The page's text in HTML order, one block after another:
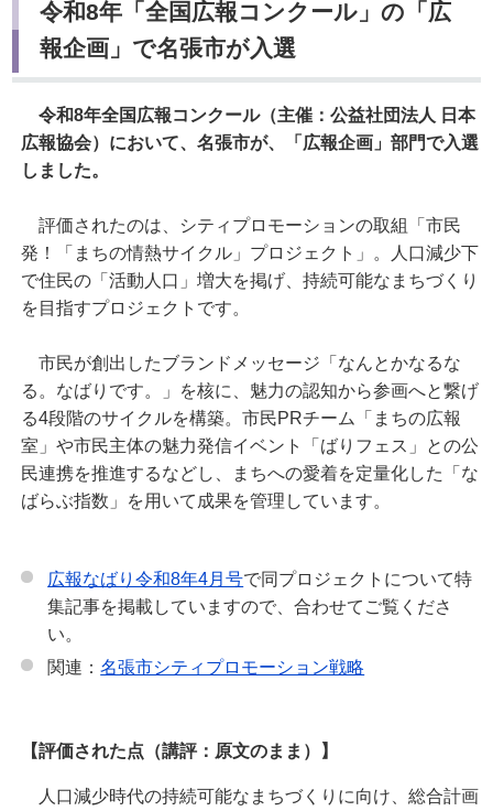
令和8年「全国広報コンクール」の「広
報企画」で名張市が入選
令和8年全国広報コンクール（主催：公益社団法人 日本
広報協会）において、名張市が、「広報企画」部門で入選
しました。
評価されたのは、シティプロモーションの取組「市民
発！「まちの情熱サイクル」プロジェクト」。人口減少下
で住民の「活動人口」増大を掲げ、持続可能なまちづくり
を目指すプロジェクトです。
市民が創出したブランドメッセージ「なんとかなるな
る。なばりです。」を核に、魅力の認知から参画へと繋げ
る4段階のサイクルを構築。市民PRチーム「まちの広報
室」や市民主体の魅力発信イベント「ばりフェス」との公
民連携を推進するなどし、まちへの愛着を定量化した「な
ばらぶ指数」を用いて成果を管理しています。
広報なばり令和8年4月号で同プロジェクトについて特
集記事を掲載していますので、合わせてご覧くださ
い。
関連：名張市シティプロモーション戦略
【評価された点（講評：原文のまま）】
人口減少時代の持続可能なまちづくりに向け、総合計画